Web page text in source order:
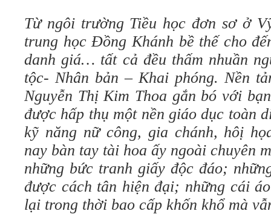
Từ ngôi trường Tiều học đơn sơ ở
trung học Đồng Khánh bề thế cho
danh giá… tất cả đều thấm nhuần
tộc- Nhân bản – Khai phóng. Nền
Nguyễn Thị Kim Thoa gắn bó với
được hấp thụ một nền giáo dục toàn
kỹ năng nữ công, gia chánh, hôị
nay bàn tay tài hoa ấy ngoài chuyên
những bức tranh giấy độc đáo;
được cách tân hiện đại; những cái
lại trong thời bao cấp khốn khổ mà